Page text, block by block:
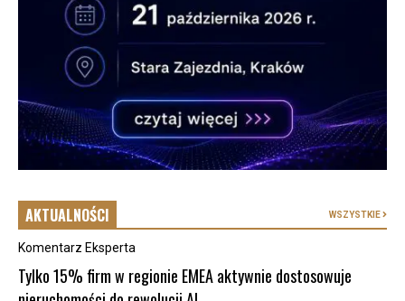
AKTUALNOŚCI WSZYSTKIE
Komentarz Eksperta
Tylko 15% firm w regionie EMEA aktywnie dostosowuje